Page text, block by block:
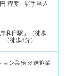
程度 諸手当込
和田駅」（徒歩
徒歩8分）
ョン業務 ※送迎業